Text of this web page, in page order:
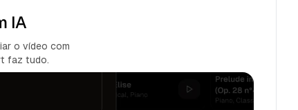
IA
o vídeo com
faz tudo.